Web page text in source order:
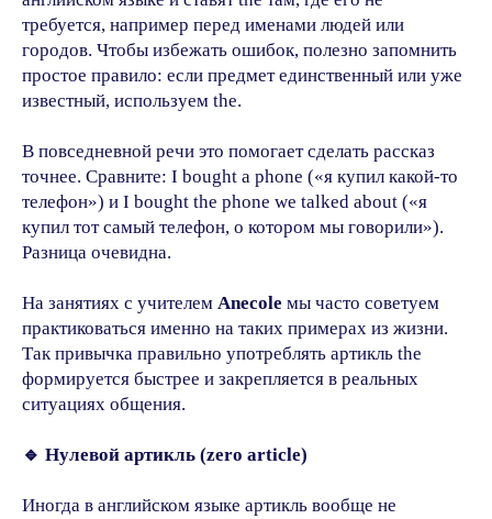
требуется, например перед именами людей или
городов. Чтобы избежать ошибок, полезно запомнить
простое правило: если предмет единственный или уже
известный, используем the.
В повседневной речи это помогает сделать рассказ
точнее. Сравните: I bought a phone («я купил какой-то
телефон») и I bought the phone we talked about («я
купил тот самый телефон, о котором мы говорили»).
Разница очевидна.
На занятиях с учителем Anecole мы часто советуем
практиковаться именно на таких примерах из жизни.
Так привычка правильно употреблять артикль the
формируется быстрее и закрепляется в реальных
ситуациях общения.
🔹 Нулевой артикль (zero article)
Иногда в английском языке артикль вообще не